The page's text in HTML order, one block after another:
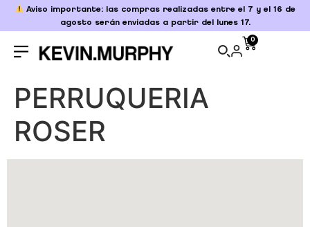
Aviso importante: las compras realizadas entre el 7 y el 16 de
agosto serán enviadas a partir del lunes 17.
0
PERRUQUERIA
ROSER